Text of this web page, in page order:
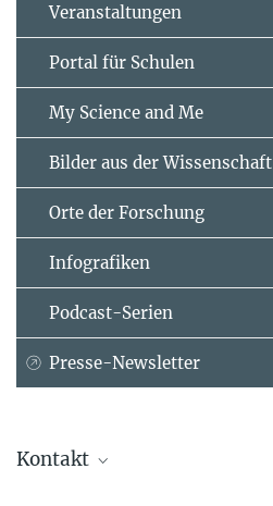
Veranstaltungen
Portal für Schulen
My Science and Me
Bilder aus der Wissenschaft
Orte der Forschung
Infografiken
Podcast-Serien
Presse-Newsletter
Kontakt